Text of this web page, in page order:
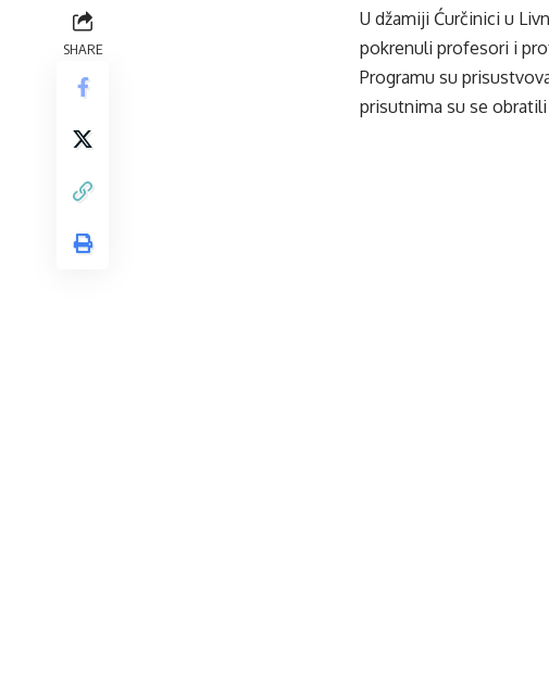
SHARE
U džamiji Ćurčinici u
pokrenuli profesori i
Programu su
prisutnima su se